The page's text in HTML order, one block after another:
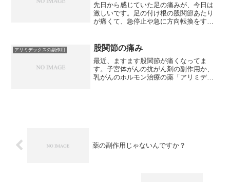
先日から感じていた足の痛みが、今日は
激しいです。足の付け根の股関節あたり
が痛くて、急停止や急に方向転換をする
ん、ジッとしていても辛いです。この痛
みって覚えがあります。子...
アリミデックスの副作用 股関節の痛み
最近、ますます股関節が痛くなってま
す。子宮体がんの抗がん剤の副作用か、
乳がんのホルモン治療の薬「アリミデッ
薬の副作用じゃないんですか？